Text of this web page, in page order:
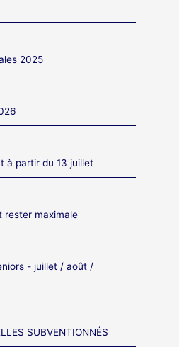
2025
à partir du 13 juillet
rester maximale
- juillet / août /
SUBVENTIONNÉS